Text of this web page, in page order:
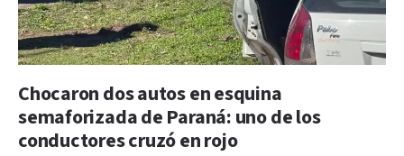
Chocaron dos autos en esquina
semaforizada de Paraná: uno de los
conductores cruzó en rojo